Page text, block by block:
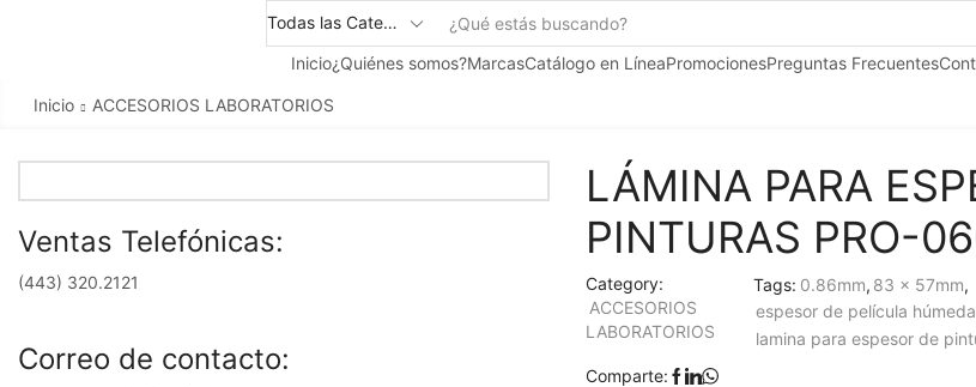
input
Inicio¿Quiénes somos?MarcasCatálogo en LíneaPromocionesPreguntas Frecuentes
Inicio ACCESORIOS LABORATORIOS
Ventas Telefónicas:
(443) 320.2121
Correo de contacto:
LÁMINA PARA
PINTURAS PRO-
Category:
ACCESORIOS
LABORATORIOS
Tags: 0.86mm, 83 x 57mm,
espesor de película húmeda
lamina para espesor de
Comparte: